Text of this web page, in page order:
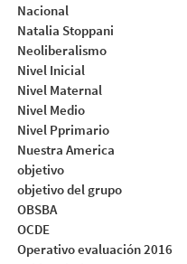
Nacional
Natalia Stoppani
Neoliberalismo
Nivel Inicial
Nivel Maternal
Nivel Medio
Nivel Pprimario
Nuestra America
objetivo
objetivo del grupo
OBSBA
OCDE
Operativo evaluación 2016